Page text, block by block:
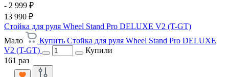
- 2 999 ₽
13 990 ₽
Стойка для руля Wheel Stand Pro DELUXE V2 (T-GT)
Мало
Купить Стойка для руля Wheel Stand Pro DELUXE
V2 (T-GT)
Купили
161 раз